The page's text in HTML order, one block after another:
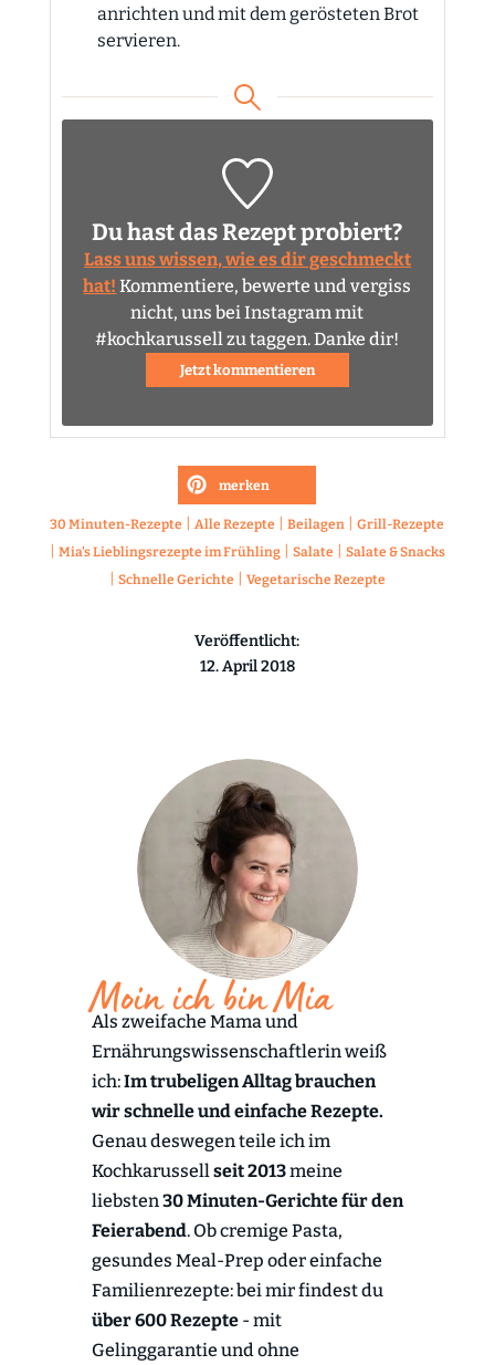
anrichten und mit dem gerösteten Brot
servieren.
Du hast das Rezept probiert?
Lass uns wissen, wie es dir geschmeckt
hat! Kommentiere, bewerte und vergiss
nicht, uns bei Instagram mit
#kochkarussell zu taggen. Danke dir!
Jetzt kommentieren
merken
30 Minuten-Rezepte |Alle Rezepte |Beilagen |Grill-Rezepte
Mia's Lieblingsrezepte im Frühling| Salate Salate & Snacks
Schnelle Gerichte Vegetarische Rezepte
Veröffentlicht:
12. April 2018
Moin ich bin Mia
Als zweifache Mama und
Ernährungswissenschaftlerin weiß
ich:Im trubeligen Alltag brauchen
wir schnelle und einfache Rezepte.
Genau deswegen teile ich im
Kochkarussellseit 2013meine
liebsten30 Minuten-Gerichte für den
Feierabend. Ob cremige Pasta,
gesundes Meal-Prep oder einfache
Familienrezepte: bei mir findest du
über 600 Rezepte- mit
Gelinggarantie und ohne